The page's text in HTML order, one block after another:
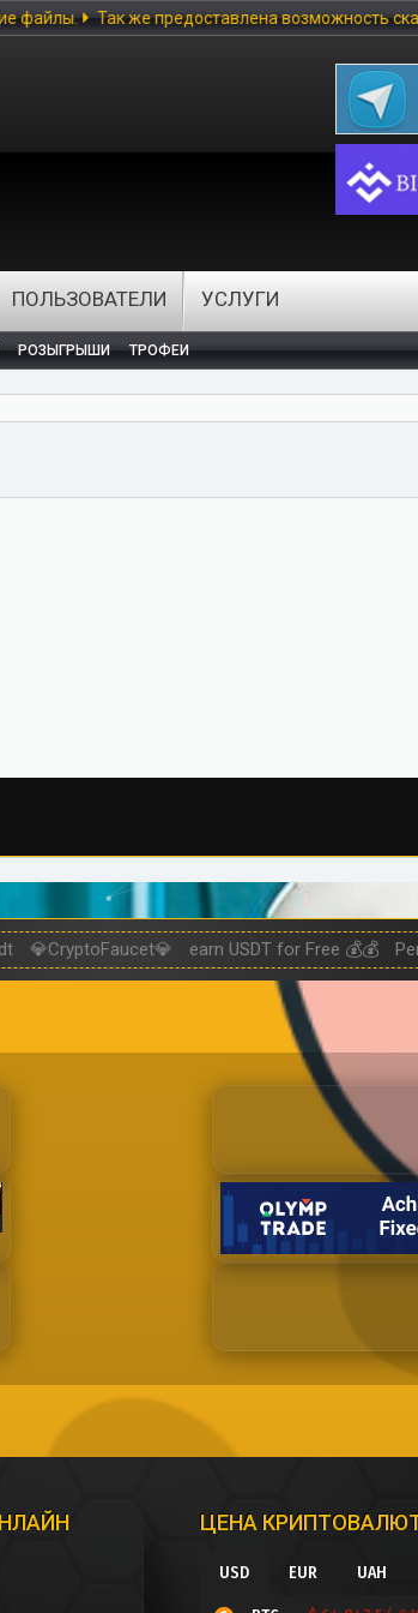
Так же предоставлена возможность скачивать и
ПОЛЬЗОВАТЕЛИ УСЛУГИ
РОЗЫГРЫШИ ТРОФЕИ
💎CryptoFaucet💎 earn USDT for Free 💰💰
ЦЕНА
USD EUR UAH